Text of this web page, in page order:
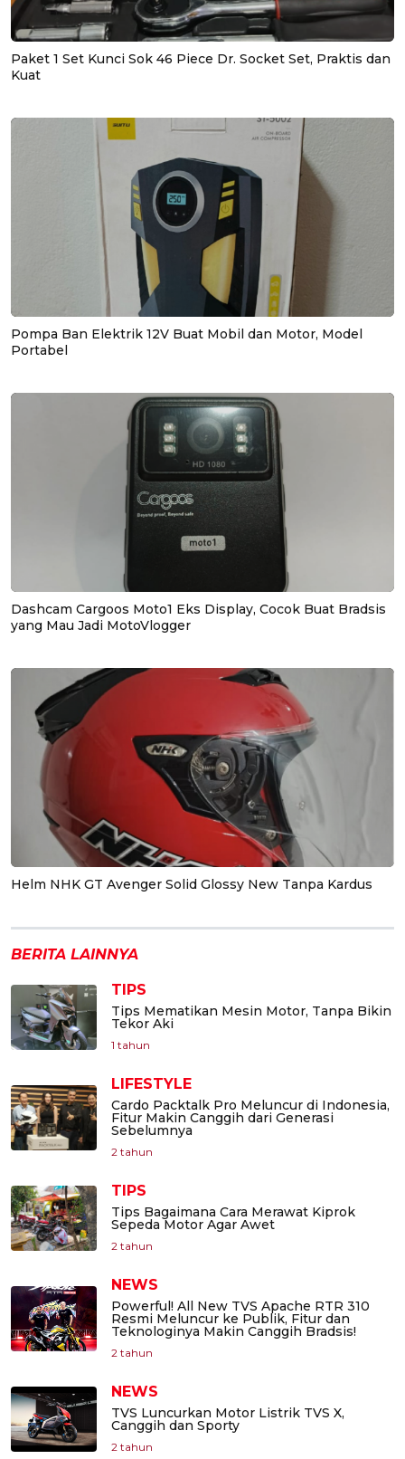
Paket 1 Set Kunci Sok 46 Piece Dr. Socket Set, Praktis dan
Kuat
Pompa Ban Elektrik 12V Buat Mobil dan Motor, Model
Portabel
Dashcam Cargoos Moto1 Eks Display, Cocok Buat Bradsis
yang Mau Jadi MotoVlogger
Helm NHK GT Avenger Solid Glossy New Tanpa Kardus
BERITA LAINNYA
TIPS
Tips Mematikan Mesin Motor, Tanpa Bikin
Tekor Aki
1 tahun
LIFESTYLE
Cardo Packtalk Pro Meluncur di Indonesia,
Fitur Makin Canggih dari Generasi
Sebelumnya
2 tahun
TIPS
Tips Bagaimana Cara Merawat Kiprok
Sepeda Motor Agar Awet
2 tahun
NEWS
Powerful! All New TVS Apache RTR 310
Resmi Meluncur ke Publik, Fitur dan
Teknologinya Makin Canggih Bradsis!
2 tahun
NEWS
TVS Luncurkan Motor Listrik TVS X,
Canggih dan Sporty
2 tahun